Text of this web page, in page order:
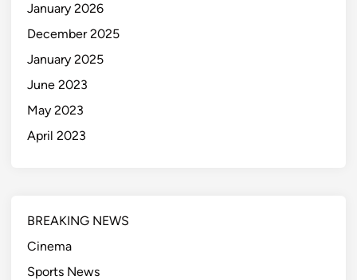
January 2026
December 2025
January 2025
June 2023
May 2023
April 2023
BREAKING NEWS
Cinema
Sports News